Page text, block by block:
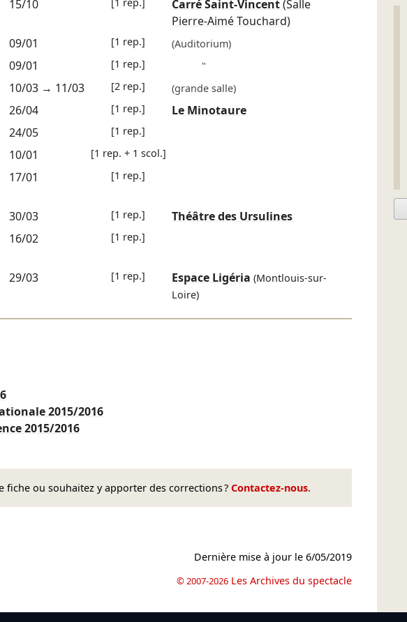
15/10 Carré Saint-Vincent(Salle
Pierre-Aimé Touchard)
09/01 [1 rep.] (Auditorium)
09/01 [1 rep.] "
10/03→ 11/03 [2 rep.] (grande salle)
26/04 [1 rep.]
Le Minotaure
24/05 [1 rep.]
10/01 [1 rep. + 1 scol.]
17/01 [1 rep.]
30/03 [1 rep.]
Théâtre des Ursulines
16/02 [1 rep.]
29/03 [1 rep.] Espace Ligéria (Montlouis-sur-
Loire)
2015/2016
2015/2016
ou souhaitez y apporter des corrections ? Contactez-nous.
Dernière mise à jour le6/05/2019
© 2007-2026 Les Archives du spectacle